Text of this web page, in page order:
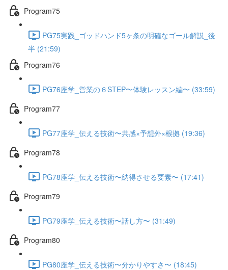
Program75
PG75実践_ゴッドハンド5ヶ条の明確なゴール解説_後
半 (21:59)
Program76
PG76座学_営業の６STEP〜体験レッスン編〜 (33:59)
Program77
PG77座学_伝える技術〜共感×予想外×根拠 (19:36)
Program78
PG78座学_伝える技術〜納得させる要素〜 (17:41)
Program79
PG79座学_伝える技術〜話し方〜 (31:49)
Program80
PG80座学_伝える技術〜分かりやすさ〜 (18:45)